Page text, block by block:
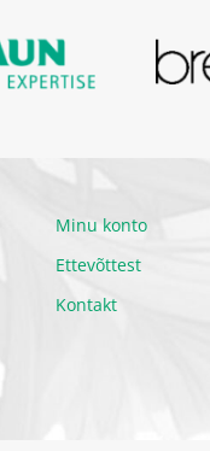
Minu konto
Ettevõttest
Kontakt